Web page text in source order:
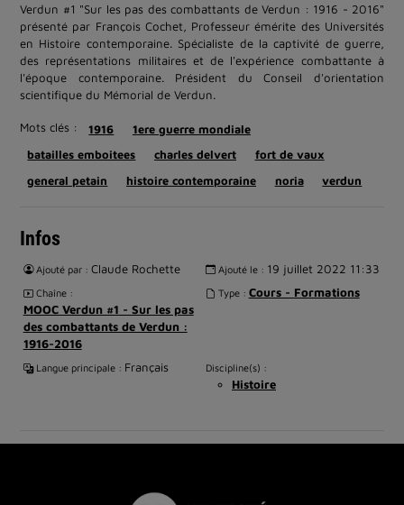
Verdun #1 "Sur les pas des combattants de Verdun : 1916 - 2016"
présenté par François Cochet, Professeur émérite des Universités
en Histoire contemporaine. Spécialiste de la captivité de guerre,
des représentations militaires et de l'expérience combattante à
l'époque contemporaine. Président du Conseil d'orientation
scientifique du Mémorial de Verdun.
Mots clés : 1916
1ere guerre mondiale
batailles emboitees
charles delvert
fort de vaux
general petain
histoire contemporaine noria verdun
Infos
Ajouté par : Claude Rochette Ajouté le : 19 juillet 2022 11:33
Chaîne :
MOOC Verdun #1 - Sur les pas
des combattants de Verdun :
1916-2016
Type : Cours - Formations
Langue principale : Français Discipline(s) :
Histoire